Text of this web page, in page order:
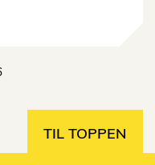
TIL TOPPEN